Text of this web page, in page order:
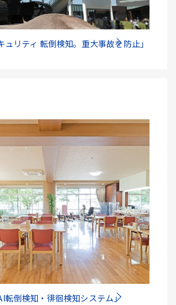
ュリティ 転倒検知。重大事故を防止」
転倒検知・徘徊検知システム」